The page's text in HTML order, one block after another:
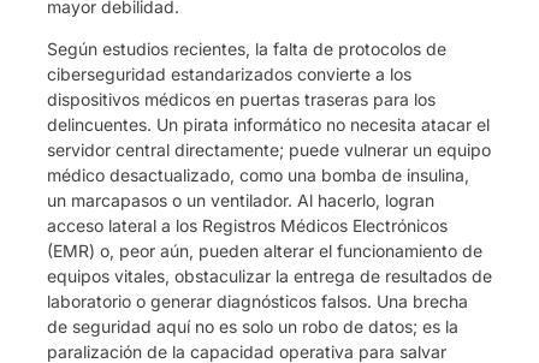
mayor debilidad.
Según estudios recientes, la falta de protocolos de
ciberseguridad estandarizados convierte a los
dispositivos médicos en puertas traseras para los
delincuentes. Un pirata informático no necesita atacar el
servidor central directamente; puede vulnerar un equipo
médico desactualizado, como una bomba de insulina,
un marcapasos o un ventilador. Al hacerlo, logran
acceso lateral a los Registros Médicos Electrónicos
(EMR) o, peor aún, pueden alterar el funcionamiento de
equipos vitales, obstaculizar la entrega de resultados de
laboratorio o generar diagnósticos falsos. Una brecha
de seguridad aquí no es solo un robo de datos; es la
paralización de la capacidad operativa para salvar